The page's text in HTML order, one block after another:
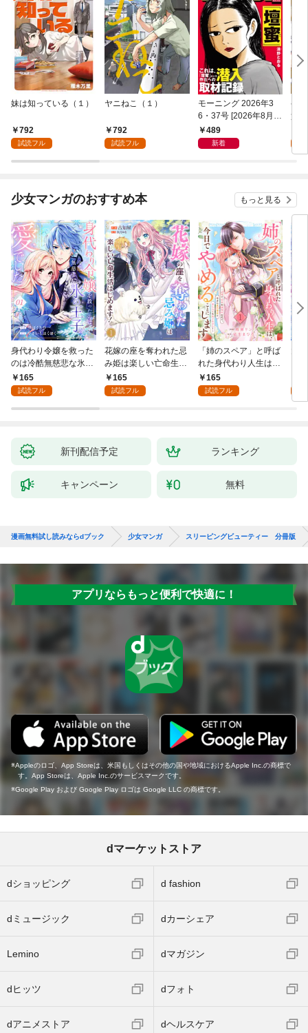
妹は知っている（１）
792
試読フル
ヤニねこ（１）
792
試読フル
モーニング 2026年3
6・37号 [2026年8月6
日発売]
489
新着
ゲ
貴
を
し
少女マンガのおすすめ本 もっと見る
身代わり令嬢を救った
のは冷酷無慈悲な氷の
王子の愛でした１
165
試読フル
花嫁の座を奪われた忌
み姫は楽しい亡命生活
はじめます！１
165
試読フル
「姉のスペア」と呼ば
れた身代わり人生は、
今日でやめることにし
ます～辺境で自由を満
165
試読フル
新刊配信予定 ランキング
キャンペーン 無料
漫画無料試し読みならdブック 少女マンガ スリーピングビューティー 分冊版
アプリならもっと便利で快適に！
Appleのロゴ、App Storeは、米国もしくはその他の国や地域におけるApple Inc.の商標で
す。App Storeは、Apple Inc.のサービスマークです。
Google Play および Google Play ロゴは Google LLC の商標です。
dマーケットストア
dショッピング d fashion
dミュージック dカーシェア
Lemino dマガジン
dヒッツ dフォト
dアニメストア dヘルスケア